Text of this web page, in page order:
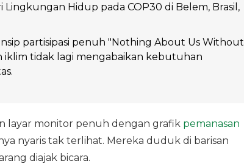
Lingkungan Hidup pada COP30 di Belem, Brasil,
partisipasi penuh "Nothing About Us Without
iklim tidak lagi mengabaikan kebutuhan
layar monitor penuh dengan grafik pemanasan
nyaris tak terlihat. Mereka duduk di barisan
diajak bicara.